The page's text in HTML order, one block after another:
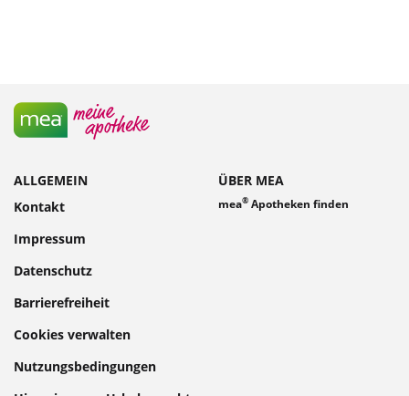
ALLGEMEIN
Kontakt
Impressum
Datenschutz
Barrierefreiheit
Cookies verwalten
Nutzungsbedingungen
ÜBER MEA
mea® Apotheken finden